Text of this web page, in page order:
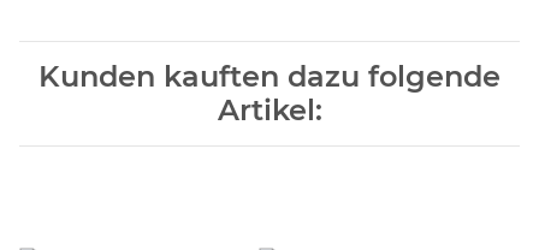
Kunden kauften dazu folgende
Artikel: